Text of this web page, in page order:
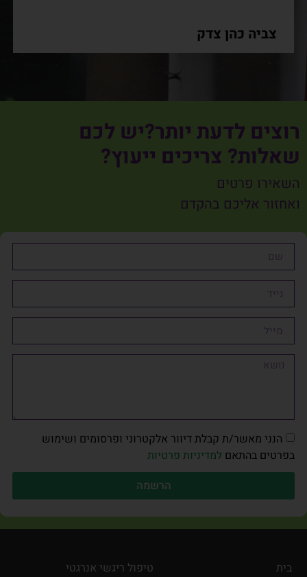
צביה כהן צדק
רוצים לדעת יותר?יש לכם
שאלות? צריכים ייעוץ?
השאירו פרטים
ואחזור אליכם בהקדם
הנני מאשר/ת קבלת דיוור אלקטרוני ופרסומים ושימוש
בפרטים בהתאם למדיניות פרטיות
הרשמה
בית
טיפול ריגשי אנרגטי